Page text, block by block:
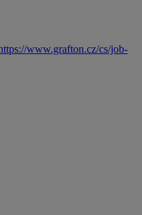
www.grafton.cz/cs/job-